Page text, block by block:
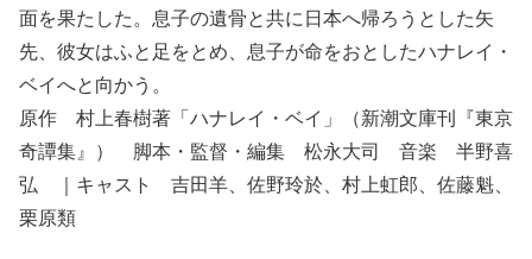
面を果たした。息子の遺骨と共に日本へ帰ろうとした矢
先、彼女はふと足をとめ、息子が命をおとしたハナレイ・
ベイへと向かう。
原作 村上春樹著「ハナレイ・ベイ」（新潮文庫刊『東京
奇譚集』） 脚本・監督・編集 松永大司 音楽 半野喜
弘 ｜キャスト 吉田羊、佐野玲於、村上虹郎、佐藤魁、
栗原類